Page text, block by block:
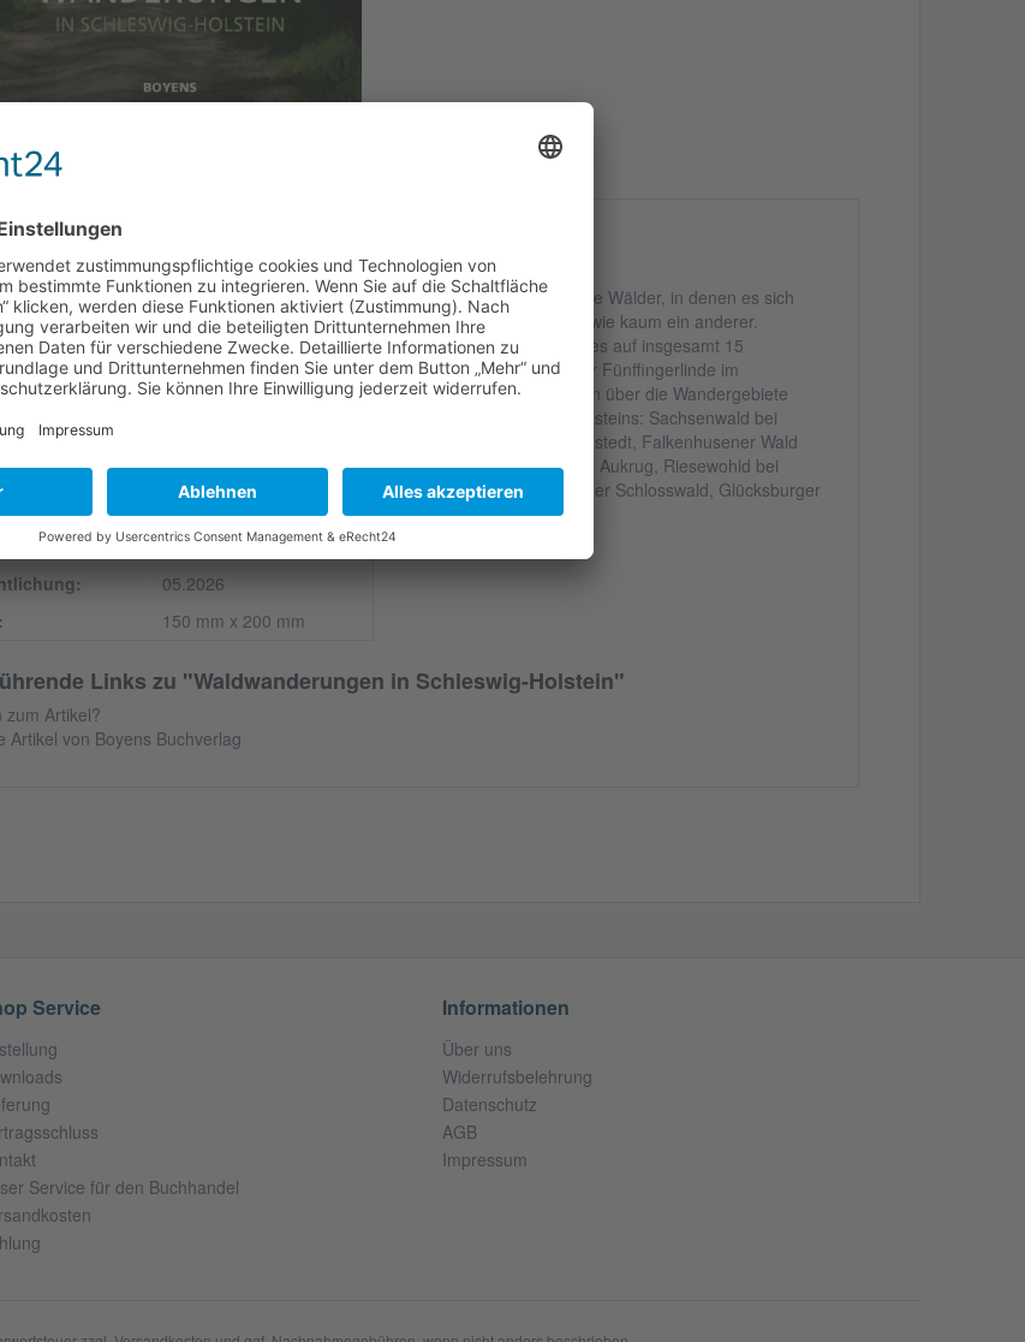
in Schleswig-Holstein
Holstein? Aber ja! Zwischen Nord- und Ostseeküste gibt es herrliche Wälder, in denen es sich
entspannen lässt. Naturförster i. R. Götz Heeschen kennt die Wälder so gut wie kaum ein anderer.
Sie mit seinem Natur-Wanderführer die Wälder des nördlichsten Bundeslandes auf insgesamt 15
vorbei an herrlichen Aussichtspunkten und einzigartigen Bäumen wie der Fünffingerlinde im
in Dithmarschen. Anfahrtskarten, Wanderpläne und zahlreiche Informationen über die Wandergebiete
die Tourenbeschreibungen. 15 Wandertouren durch die Wälder Schleswig-Holsteins: Sachsenwald bei
Wald bei Ratzeburg, Hahnheide bei Trittau, Hofhölzung bei Barmstedt, Falkenhusener Wald
Ukleisee bei Eutin, Plöner Schlosswald, Segeberger Forst, Boxberg bei Aukrug, Riesewohld bei
Gehege südlich Rendsburgs, Schierenseer Wald westlich Kiels, Schleswiger Schlosswald, Glücksburger
und Langenberger Forst bei Leck.
Götz Heeschen
05.2026
150 mm x 200 mm
Links zu "Waldwanderungen in Schleswig-Holstein"
zum Artikel?
Artikel von Boyens Buchverlag
Service
Service für den Buchhandel
Informationen
Über uns
Widerrufsbelehrung
Datenschutz
AGB
Impressum